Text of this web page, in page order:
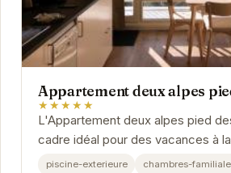
Appartement deux alpes
★★★★★
L'Appartement deux alpes pied
cadre idéal pour des vacances à
réussies. Situé à proximité des
piscine-exterieure
chambres-